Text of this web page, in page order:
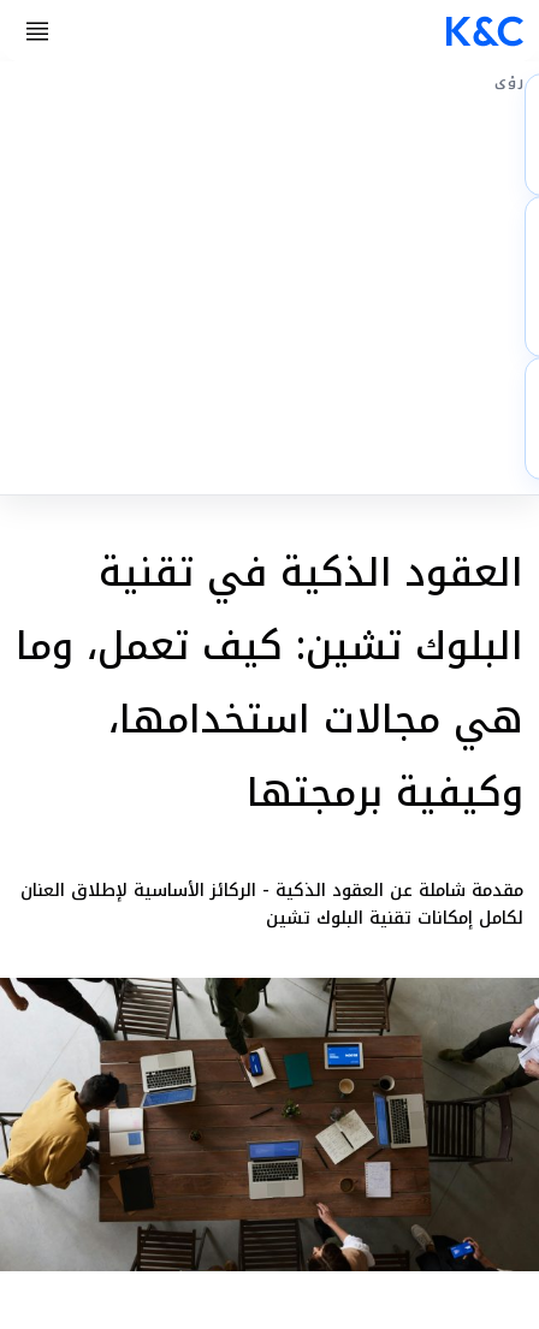
رؤى
العقود الذكية في تقنية
البلوك تشين: كيف تعمل، وما
هي مجالات استخدامها،
وكيفية برمجتها
مقدمة شاملة عن العقود الذكية - الركائز الأساسية لإطلاق العنان
لكامل إمكانات تقنية البلوك تشين